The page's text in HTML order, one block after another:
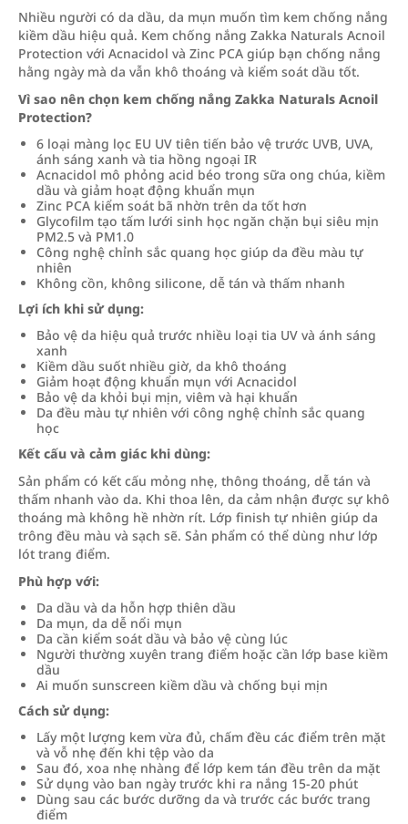
Nhiều người có da dầu, da mụn muốn tìm kem chống nắng
kiềm dầu hiệu quả. Kem chống nắng Zakka Naturals Acnoil
Protection với Acnacidol và Zinc PCA giúp bạn chống nắng
hằng ngày mà da vẫn khô thoáng và kiểm soát dầu tốt.
Vì sao nên chọn kem chống nắng Zakka Naturals Acnoil
Protection?
6 loại màng lọc EU UV tiên tiến bảo vệ trước UVB, UVA,
ánh sáng xanh và tia hồng ngoại IR
Acnacidol mô phỏng acid béo trong sữa ong chúa, kiềm
dầu và giảm hoạt động khuẩn mụn
Zinc PCA kiểm soát bã nhờn trên da tốt hơn
Glycofilm tạo tấm lưới sinh học ngăn chặn bụi siêu mịn
PM2.5 và PM1.0
Công nghệ chỉnh sắc quang học giúp da đều màu tự
nhiên
Không cồn, không silicone, dễ tán và thấm nhanh
Lợi ích khi sử dụng:
Bảo vệ da hiệu quả trước nhiều loại tia UV và ánh sáng
xanh
Kiềm dầu suốt nhiều giờ, da khô thoáng
Giảm hoạt động khuẩn mụn với Acnacidol
Bảo vệ da khỏi bụi mịn, viêm và hại khuẩn
Da đều màu tự nhiên với công nghệ chỉnh sắc quang
học
Kết cấu và cảm giác khi dùng:
Sản phẩm có kết cấu mỏng nhẹ, thông thoáng, dễ tán và
thấm nhanh vào da. Khi thoa lên, da cảm nhận được sự khô
thoáng mà không hề nhờn rít. Lớp finish tự nhiên giúp da
trông đều màu và sạch sẽ. Sản phẩm có thể dùng như lớp
lót trang điểm.
Phù hợp với:
Da dầu và da hỗn hợp thiên dầu
Da mụn, da dễ nổi mụn
Da cần kiểm soát dầu và bảo vệ cùng lúc
Người thường xuyên trang điểm hoặc cần lớp base kiềm
dầu
Ai muốn sunscreen kiềm dầu và chống bụi mịn
Cách sử dụng:
Lấy một lượng kem vừa đủ, chấm đều các điểm trên mặt
và vỗ nhẹ đến khi tệp vào da
Sau đó, xoa nhẹ nhàng để lớp kem tán đều trên da mặt
Sử dụng vào ban ngày trước khi ra nắng 15-20 phút
Dùng sau các bước dưỡng da và trước các bước trang
điểm